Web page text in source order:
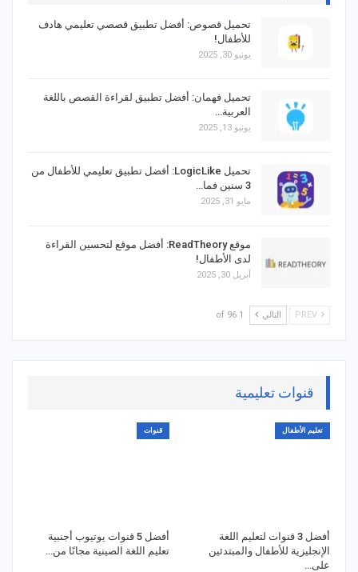
تحميل قصوص: أفضل تطبيق قصصي تعليمي هادف
للأطفال!
يونيو 30, 2025
تحميل فهمان: أفضل تطبيق لقراءة القصص باللغة
العربية…
يونيو 13, 2025
تحميل LogicLike: أفضل تطبيق تعليمي للأطفال من
3 سنين فما…
مايو 31, 2025
موقع ReadTheory: أفضل موقع لتحسين القراءة
لدى الأطفال!
أبريل 30, 2025
التالي 1 of 96
قنوات تعليمية
تعليم الأطفال
أفضل 3 قنوات لتعليم اللغة
الإنجليزية للأطفال والمبتدئين
على…
قنوات
أفضل 5 قنوات يوتيوب أجنبية
تعليم اللغة الصينية مجانًا من…